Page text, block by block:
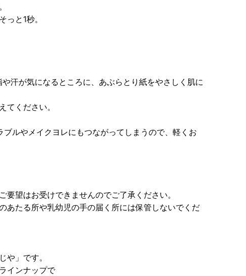
と1秒。
汗が気になるところに、あぶらとり紙をやさしく肌に
てください。
ルやメイクヨレにもつながってしまうので、軽くお
要望はお受けできませんのでご了承ください。
あたる所や乳幼児の手の届く所には保管しないでくだ
や」です。
インナップで